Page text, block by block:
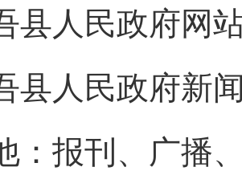
县人民政府网
县人民政府新
：报刊、广播